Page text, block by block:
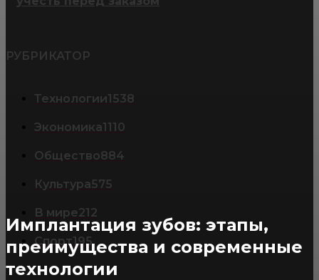
Имплантация зубов: этапы,
преимущества и современные
технологии
РУБРИКАТОР
Технологии1538
Экономика1110
Общество884
Культура575
В мире212
Спорт195